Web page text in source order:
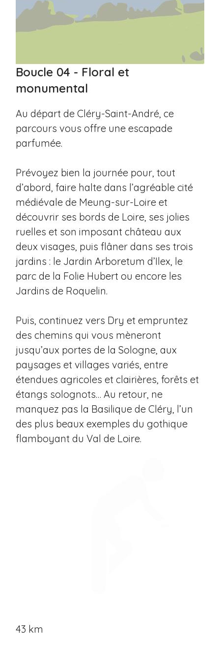
Boucle 04 - Floral et
monumental
Au départ de Cléry-Saint-André, ce
parcours vous offre une escapade
parfumée.
Prévoyez bien la journée pour, tout
d’abord, faire halte dans l’agréable cité
médiévale de Meung-sur-Loire et
découvrir ses bords de Loire, ses jolies
ruelles et son imposant château aux
deux visages, puis flâner dans ses trois
jardins : le Jardin Arboretum d’Ilex, le
parc de la Folie Hubert ou encore les
Jardins de Roquelin.
Puis, continuez vers Dry et empruntez
des chemins qui vous mèneront
jusqu’aux portes de la Sologne, aux
paysages et villages variés, entre
étendues agricoles et clairières, forêts et
étangs solognots… Au retour, ne
manquez pas la Basilique de Cléry, l’un
des plus beaux exemples du gothique
flamboyant du Val de Loire.
43 km